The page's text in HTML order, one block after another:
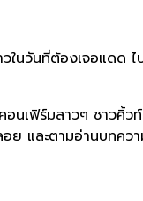
วันที่ต้องเจอแดด
ฟิร์มสาวๆ ชาวคิ้วท์
อย และตามอ่านบทค